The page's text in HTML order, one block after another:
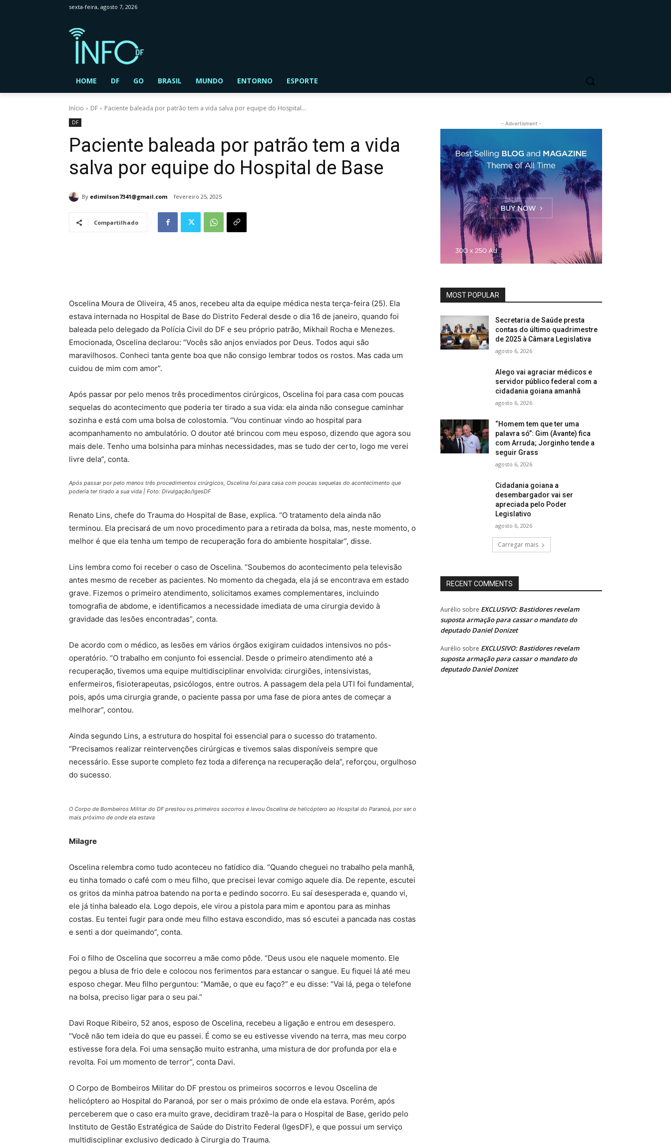
sexta-feira, agosto 7, 2026
HOME DF GO BRASIL MUNDO ENTORNO ESPORTE
Início DF Paciente baleada por patrão tem a vida salva por equipe do Hospital...
DF
Paciente baleada por patrão tem a vida
salva por equipe do Hospital de Base
By edimilson7341@gmail.com fevereiro 25, 2025
Compartilhado
Oscelina Moura de Oliveira, 45 anos, recebeu alta da equipe médica nesta terça-feira (25). Ela
estava internada no Hospital de Base do Distrito Federal desde o dia 16 de janeiro, quando foi
baleada pelo delegado da Polícia Civil do DF e seu próprio patrão, Mikhail Rocha e Menezes.
Emocionada, Oscelina declarou: “Vocês são anjos enviados por Deus. Todos aqui são
maravilhosos. Conheci tanta gente boa que não consigo lembrar todos os rostos. Mas cada um
cuidou de mim com amor”.
Após passar por pelo menos três procedimentos cirúrgicos, Oscelina foi para casa com poucas
sequelas do acontecimento que poderia ter tirado a sua vida: ela ainda não consegue caminhar
sozinha e está com uma bolsa de colostomia. “Vou continuar vindo ao hospital para
acompanhamento no ambulatório. O doutor até brincou com meu esposo, dizendo que agora sou
mais dele. Tenho uma bolsinha para minhas necessidades, mas se tudo der certo, logo me verei
livre dela”, conta.
Após passar por pelo menos três procedimentos cirúrgicos, Oscelina foi para casa com poucas sequelas do acontecimento que
poderia ter tirado a sua vida | Foto: Divulgação/IgesDF
Renato Lins, chefe do Trauma do Hospital de Base, explica. “O tratamento dela ainda não
terminou. Ela precisará de um novo procedimento para a retirada da bolsa, mas, neste momento, o
melhor é que ela tenha um tempo de recuperação fora do ambiente hospitalar”, disse.
Lins lembra como foi receber o caso de Oscelina. “Soubemos do acontecimento pela televisão
antes mesmo de receber as pacientes. No momento da chegada, ela já se encontrava em estado
grave. Fizemos o primeiro atendimento, solicitamos exames complementares, incluindo
tomografia de abdome, e identificamos a necessidade imediata de uma cirurgia devido à
gravidade das lesões encontradas”, conta.
De acordo com o médico, as lesões em vários órgãos exigiram cuidados intensivos no pós-
operatório. “O trabalho em conjunto foi essencial. Desde o primeiro atendimento até a
recuperação, tivemos uma equipe multidisciplinar envolvida: cirurgiões, intensivistas,
enfermeiros, fisioterapeutas, psicólogos, entre outros. A passagem dela pela UTI foi fundamental,
pois, após uma cirurgia grande, o paciente passa por uma fase de piora antes de começar a
melhorar”, contou.
Ainda segundo Lins, a estrutura do hospital foi essencial para o sucesso do tratamento.
“Precisamos realizar reintervenções cirúrgicas e tivemos salas disponíveis sempre que
necessário. Esse suporte completo fez toda a diferença na recuperação dela”, reforçou, orgulhoso
do sucesso.
O Corpo de Bombeiros Militar do DF prestou os primeiros socorros e levou Oscelina de helicóptero ao Hospital do Paranoá, por ser o
mais próximo de onde ela estava
Milagre
Oscelina relembra como tudo aconteceu no fatídico dia. “Quando cheguei no trabalho pela manhã,
eu tinha tomado o café com o meu filho, que precisei levar comigo aquele dia. De repente, escutei
os gritos da minha patroa batendo na porta e pedindo socorro. Eu saí desesperada e, quando vi,
ele já tinha baleado ela. Logo depois, ele virou a pistola para mim e apontou para as minhas
costas. Eu tentei fugir para onde meu filho estava escondido, mas só escutei a pancada nas costas
e senti a dor queimando”, conta.
Foi o filho de Oscelina que socorreu a mãe como pôde. “Deus usou ele naquele momento. Ele
pegou a blusa de frio dele e colocou nos ferimentos para estancar o sangue. Eu fiquei lá até meu
esposo chegar. Meu filho perguntou: “Mamãe, o que eu faço?” e eu disse: “Vai lá, pega o telefone
na bolsa, preciso ligar para o seu pai.”
Davi Roque Ribeiro, 52 anos, esposo de Oscelina, recebeu a ligação e entrou em desespero.
“Você não tem ideia do que eu passei. É como se eu estivesse vivendo na terra, mas meu corpo
estivesse fora dela. Foi uma sensação muito estranha, uma mistura de dor profunda por ela e
revolta. Foi um momento de terror”, conta Davi.
O Corpo de Bombeiros Militar do DF prestou os primeiros socorros e levou Oscelina de
helicóptero ao Hospital do Paranoá, por ser o mais próximo de onde ela estava. Porém, após
perceberem que o caso era muito grave, decidiram trazê-la para o Hospital de Base, gerido pelo
Instituto de Gestão Estratégica de Saúde do Distrito Federal (IgesDF), e que possui um serviço
multidisciplinar exclusivo dedicado à Cirurgia do Trauma.
- Advertisment -
MOST POPULAR
Secretaria de Saúde presta
contas do último quadrimestre
de 2025 à Câmara Legislativa
agosto 6, 2026
Alego vai agraciar médicos e
servidor público federal com a
cidadania goiana amanhã
agosto 6, 2026
“Homem tem que ter uma
palavra só”: Gim (Avante) fica
com Arruda; Jorginho tende a
seguir Grass
agosto 6, 2026
Cidadania goiana a
desembargador vai ser
apreciada pelo Poder
Legislativo
agosto 6, 2026
Carregar mais
RECENT COMMENTS
Aurélio sobre EXCLUSIVO: Bastidores revelam
suposta armação para cassar o mandato do
deputado Daniel Donizet
Aurélio sobre EXCLUSIVO: Bastidores revelam
suposta armação para cassar o mandato do
deputado Daniel Donizet